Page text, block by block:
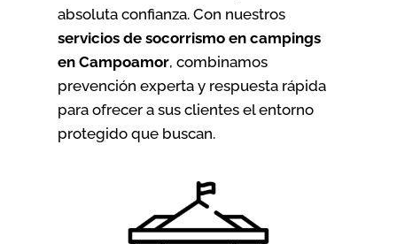
absoluta confianza. Con nuestros
servicios de socorrismo en campings
en Campoamor, combinamos
prevención experta y respuesta rápida
para ofrecer a sus clientes el entorno
protegido que buscan.